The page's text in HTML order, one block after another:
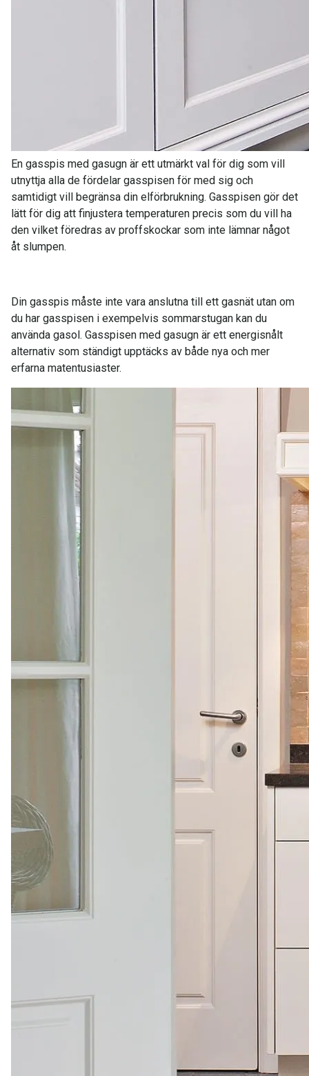
En gasspis med gasugn är ett utmärkt val för dig som vill
utnyttja alla de fördelar gasspisen för med sig och
samtidigt vill begränsa din elförbrukning. Gasspisen gör det
lätt för dig att finjustera temperaturen precis som du vill ha
den vilket föredras av proffskockar som inte lämnar något
åt slumpen.
Din gasspis måste inte vara anslutna till ett gasnät utan om
du har gasspisen i exempelvis sommarstugan kan du
använda gasol. Gasspisen med gasugn är ett energisnålt
alternativ som ständigt upptäcks av både nya och mer
erfarna matentusiaster.